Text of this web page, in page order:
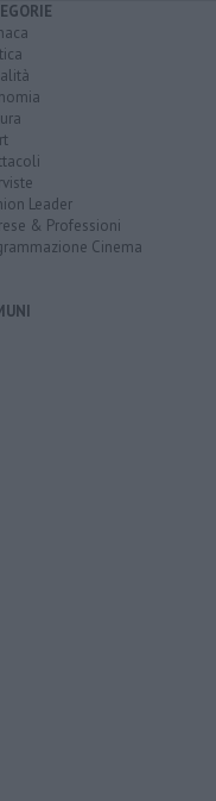
Leader
& Professioni
Cinema